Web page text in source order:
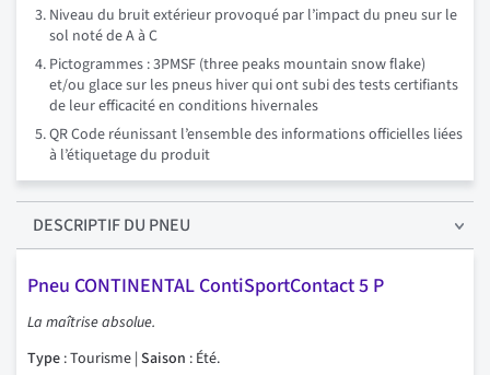
Niveau du bruit extérieur provoqué par l’impact du pneu sur le
sol noté de A à C
Pictogrammes : 3PMSF (three peaks mountain snow flake)
et/ou glace sur les pneus hiver qui ont subi des tests certifiants
de leur efficacité en conditions hivernales
QR Code réunissant l’ensemble des informations officielles liées
à l’étiquetage du produit
DESCRIPTIFDU PNEU
Pneu CONTINENTAL ContiSportContact 5 P
La maîtrise absolue.
Type : Tourisme | Saison : Été.